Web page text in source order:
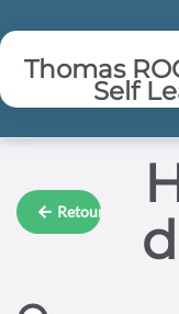
Thomas
Self
Retour